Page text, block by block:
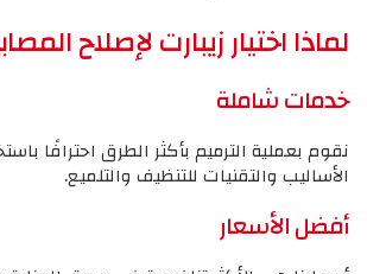
لماذا اختيار زيبارت لإصلاح
خدمات شاملة
نقوم بعملية الترميم بأكثر الطرق احترافًا
الأساليب والتقنيات للتنظيف والتلميع.
أفضل الأسعار